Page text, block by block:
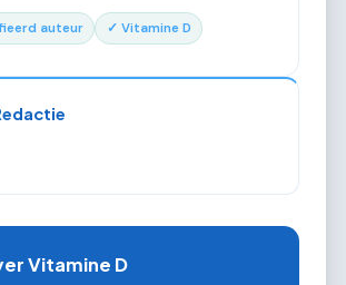
auteur ✓ Vitamine D
Vitamine D